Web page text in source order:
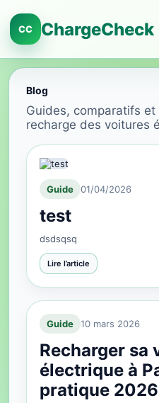
CC ChargeCheck
Blog
Guides, comparatifs et
recharge des voitures
Guide 01/04/2026
test
dsdsqsq
Lire l’article
Guide 10 mars 2026
Recharger sa
électrique à
pratique 2026